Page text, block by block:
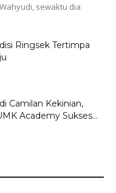
sewaktu dia
Ringsek Tertimpa
Camilan Kekinian,
Academy Sukses...